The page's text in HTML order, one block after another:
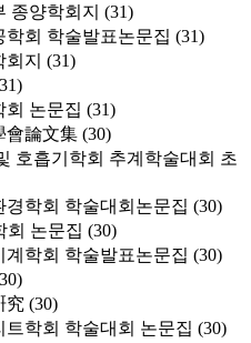
종양학회지 (31)
학회 학술발표논문집 (31)
지 (31)
회 논문집 (31)
會論文集 (30)
호흡기학회 추계학술대회 초
경학회 학술대회논문집 (30)
회 논문집 (30)
계학회 학술발표논문집 (30)
究 (30)
트학회 학술대회 논문집 (30)